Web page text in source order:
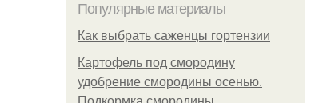
Популярные материалы
Как выбрать саженцы гортензии
Картофель под смородину
удобрение смородины осенью.